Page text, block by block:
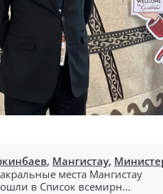
, Мангистау,
места Мангистау
в Список всемирн...